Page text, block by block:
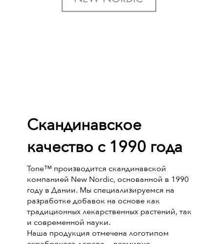
Скандинавское
качество с 1990 года
Tone™ производится скандинавской
компанией New Nordic, основанной в 1990
году в Дании. Мы специализируемся на
разработке добавок на основе как
традиционных лекарственных растений, так
и современной науки.
Наша продукция отмечена логотипом